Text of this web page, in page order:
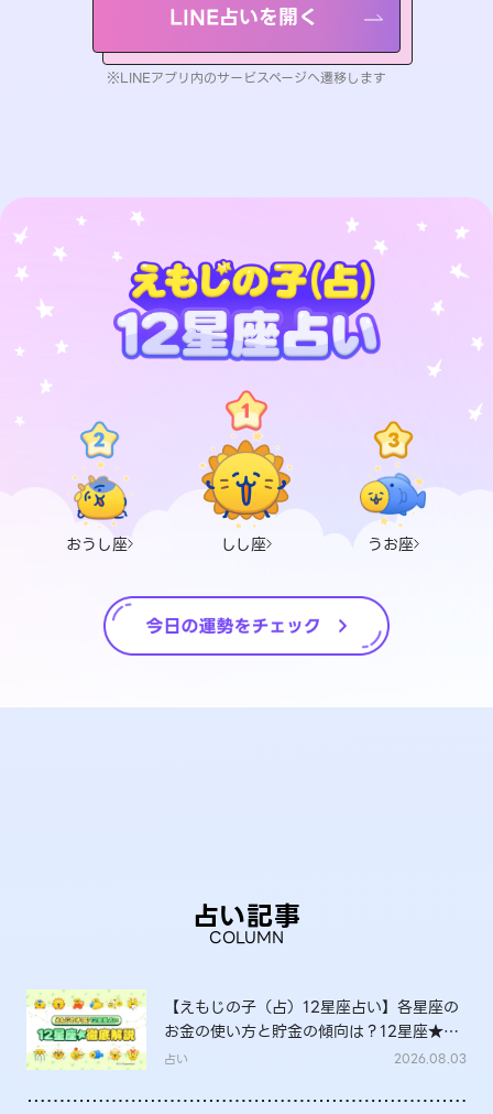
LINE占いを開く
※LINEアプリ内のサービスページへ遷移します
おうし座 しし座 うお座
占い記事
COLUMN
【えもじの子（占）12星座占い】各星座の
お金の使い方と貯金の傾向は？12星座★徹
底解説
占い 2026.08.03